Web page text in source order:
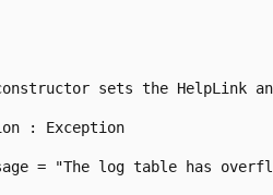
sets the HelpLink
: Exception
= "The log table has